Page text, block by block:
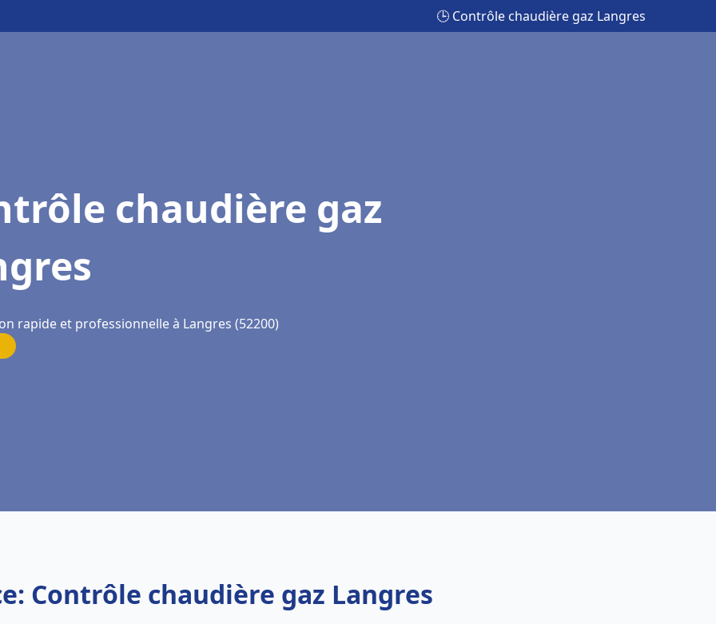
🕒 Contrôle chaudière gaz Langres
chaudière gaz
rapide et professionnelle à Langres (52200)
Contrôle chaudière gaz Langres